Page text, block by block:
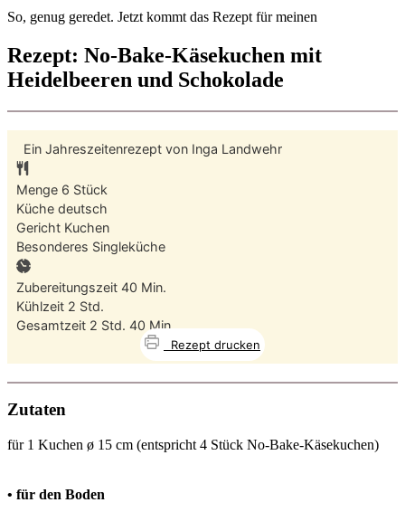
So, genug geredet. Jetzt kommt das Rezept für meinen
Rezept: No-Bake-Käsekuchen mit
Heidelbeeren und Schokolade
Ein Jahreszeitenrezept von Inga Landwehr
Menge 6 Stück
Küche deutsch
Gericht Kuchen
Besonderes Singleküche
Zubereitungszeit 40 Minuten
Min.
Kühlzeit 2 Stunden
Std.
Gesamtzeit 2 Stunden
Std. 40 Minuten
Min.
Rezept drucken
Zutaten
für 1 Kuchen ø 15 cm (entspricht 4 Stück No-Bake-Käsekuchen)
• für den Boden